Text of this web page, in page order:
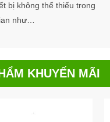
bị không thể thiếu trong
như…
KHUYẾN MÃI